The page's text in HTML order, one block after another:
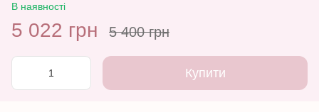
В наявності
5 022 грн 5 400 грн
Купити